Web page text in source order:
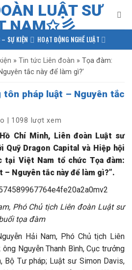
SỰ KIỆN HOẠT ĐỘNG NGHỀ LUẬT
NGHIÊN CỨU – TRAO ĐỔI
» Tin tức Liên đoàn » Tọa đàm:
tắc này để làm gì?’
tôn pháp luật – Nguyên tắc
1098 lượt xem
Chí Minh, Liên đoàn Luật sư
Quỹ Dragon Capital và Hiệp hội
tại Việt Nam tổ chức Tọa đàm:
– Nguyên tắc này để làm gì?”.
Phó Chủ tịch Liên đoàn Luật sư
tọa đàm
Hải Nam, Phó Chủ tịch Liên
Nguyễn Thanh Bình, Cục trưởng
Bộ Tư pháp; Luật sư Simon Davis,